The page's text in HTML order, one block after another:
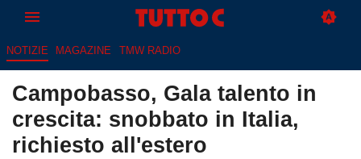
NOTIZIE MAGAZINE TMW RADIO
Campobasso, Gala talento in
crescita: snobbato in Italia,
richiesto all'estero